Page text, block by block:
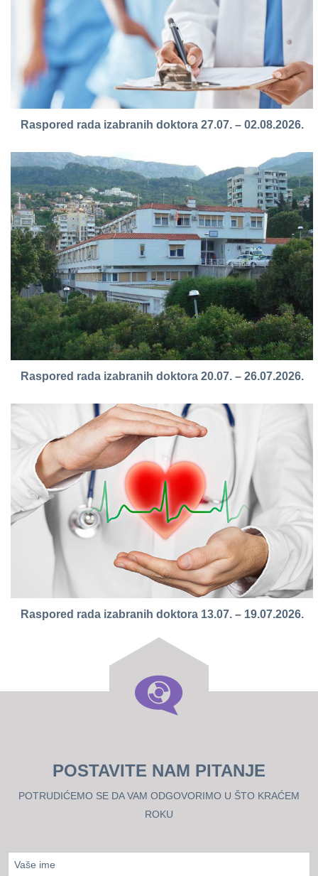
Raspored rada izabranih doktora 27.07. – 02.08.2026.
Raspored rada izabranih doktora 20.07. – 26.07.2026.
Raspored rada izabranih doktora 13.07. – 19.07.2026.
POSTAVITE NAM PITANJE
POTRUDIĆEMO SE DA VAM ODGOVORIMO U ŠTO KRAĆEM
ROKU